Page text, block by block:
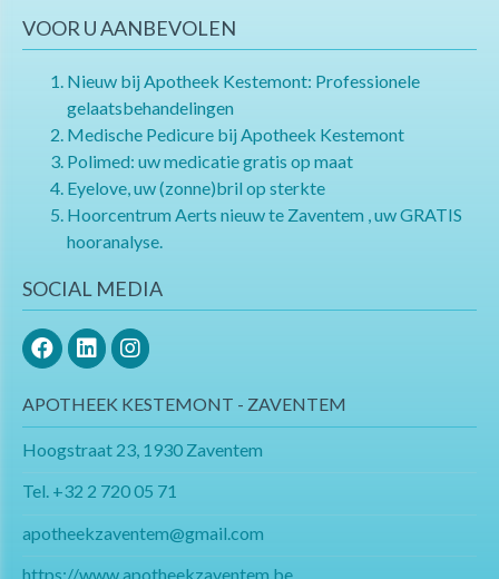
VOOR U AANBEVOLEN
Nieuw bij Apotheek Kestemont: Professionele
gelaatsbehandelingen
Medische Pedicure bij Apotheek Kestemont
Polimed: uw medicatie gratis op maat
Eyelove, uw (zonne)bril op sterkte
Hoorcentrum Aerts nieuw te Zaventem , uw GRATIS
hooranalyse.
SOCIAL MEDIA
APOTHEEK KESTEMONT - ZAVENTEM
Hoogstraat 23, 1930 Zaventem
Tel. +32 2 720 05 71
apotheekzaventem@gmail.com​​​​​​​
https://www.apotheekzaventem.be